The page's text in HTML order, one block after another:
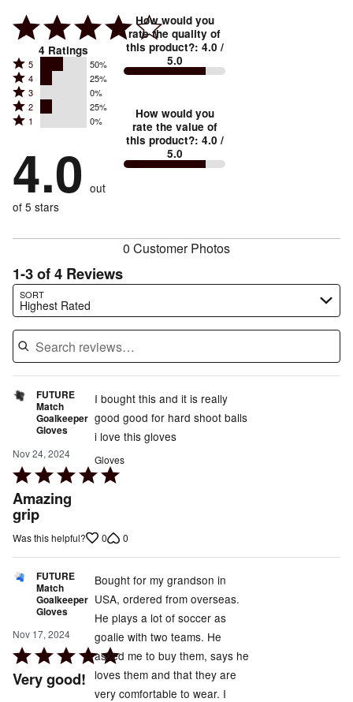
4 Ratings
Rated
5
stars
by
reviewers
5 50%
Rated
4
stars
by
of
reviewers
4 25%
Rated
3
stars
0%
of
reviewers
3 0%
Rated
2
by
25%
reviewers
2 25%
Rated
stars
by
0%
of
1 0%
4.0 out
of 5 stars
How would you
rate the quality of
this product?: 4.0 /
5.0
How would you
rate the value of
this product?: 4.0 /
5.0
0 Customer Photos
1-3 of 4 Reviews
SORT
Highest Rated
Search reviews…
FUTURE
Match
Goalkeeper
Gloves
Nov 24, 2024
Rated
5
out
Amazing
grip
I bought this and it is really
good good for hard shoot balls
i love this gloves
Gloves
Was this helpful? 0 0
FUTURE
Match
Goalkeeper
Gloves
Nov 17, 2024
Rated
5
Very good!
Bought for my grandson in
USA, ordered from overseas.
He plays a lot of soccer as
goalie with two teams. He
asked me to buy them, says he
loves them and that they are
very comfortable to wear. I